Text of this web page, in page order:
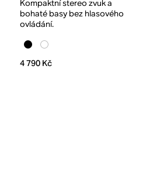
Kompaktní stereo zvuk a
bohaté basy bez hlasového
ovládání.
4 790 Kč